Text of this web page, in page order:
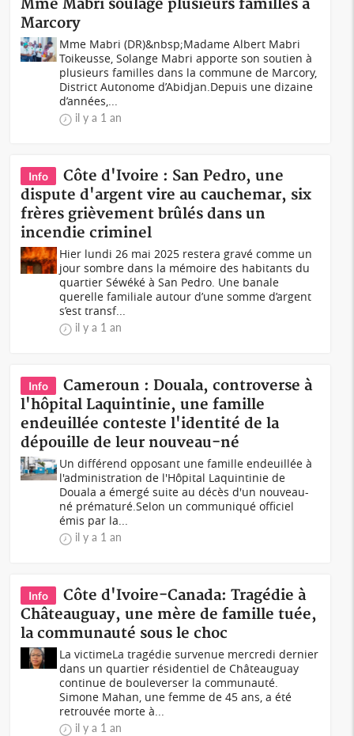
Mme Mabri soulage plusieurs familles à
Marcory
Mme Mabri (DR)&nbsp;Madame Albert Mabri
Toikeusse, Solange Mabri apporte son soutien à
plusieurs familles dans la commune de Marcory,
District Autonome d’Abidjan.Depuis une dizaine
d’années,...
il y a 1 an
Info
Côte d'Ivoire : San Pedro, une
dispute d'argent vire au cauchemar, six
frères grièvement brûlés dans un
incendie criminel
Hier lundi 26 mai 2025 restera gravé comme un
jour sombre dans la mémoire des habitants du
quartier Séwéké à San Pedro. Une banale
querelle familiale autour d’une somme d’argent
s’est transf...
il y a 1 an
Info
Cameroun : Douala, controverse à
l'hôpital Laquintinie, une famille
endeuillée conteste l'identité de la
dépouille de leur nouveau-né
Un différend opposant une famille endeuillée à
l'administration de l'Hôpital Laquintinie de
Douala a émergé suite au décès d'un nouveau-
né prématuré.Selon un communiqué officiel
émis par la...
il y a 1 an
Info
Côte d'Ivoire-Canada: Tragédie à
Châteauguay, une mère de famille tuée,
la communauté sous le choc
La victimeLa tragédie survenue mercredi dernier
dans un quartier résidentiel de Châteauguay
continue de bouleverser la communauté.
Simone Mahan, une femme de 45 ans, a été
retrouvée morte à...
il y a 1 an